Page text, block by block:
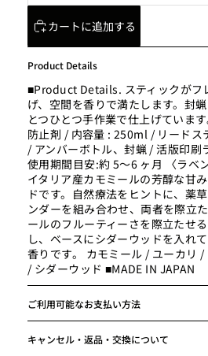
カートに追加する
Product Details
■Product Details. スティックがフ
げ、空間を香りで満たします。封
とつひとつ手作業で仕上げていま
防止剤 / 内容量 : 250ml / リード
/ アンバーボトル、封蝋 / 活版印刷
使用期間目安:約 5〜6 ヶ月 〈ラベ
イタリア産カモミールの芳醇な甘
ドです。自然療法をヒントに、薬
ンダーを組み合わせ、両者を際立
ールのフルーティーさを際立たせ
し、ベースにシダーウッドを入れ
香りです。 カモミール / ユーカリ
/ シダーウッド ■MADE IN JAPAN
ご利用可能なお支払い方法
キャンセル・返品・交換について